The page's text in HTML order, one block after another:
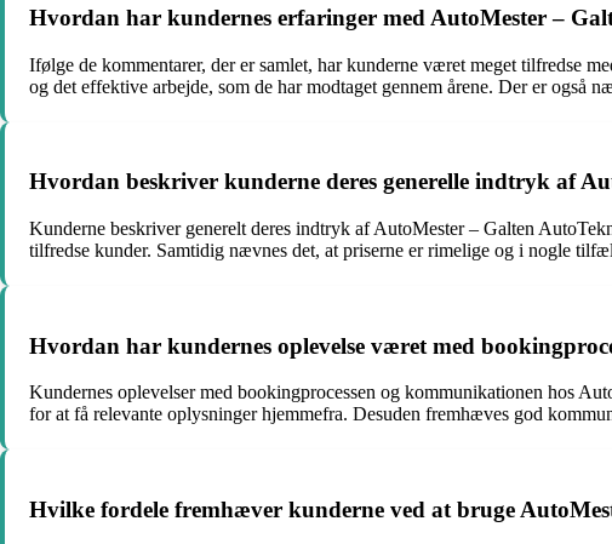
Hvordan har kundernes erfaringer med AutoMester –
Ifølge de kommentarer, der er samlet, har kunderne været meget tilfredse
og det effektive arbejde, som de har modtaget gennem årene. Der er også
Hvordan beskriver kunderne deres generelle indtryk af
Kunderne beskriver generelt deres indtryk af AutoMester – Galten
tilfredse kunder. Samtidig nævnes det, at priserne er rimelige og i nogle
Hvordan har kundernes oplevelse været med
Kundernes oplevelser med bookingprocessen og kommunikationen hos
for at få relevante oplysninger hjemmefra. Desuden fremhæves god
Hvilke fordele fremhæver kunderne ved at bruge